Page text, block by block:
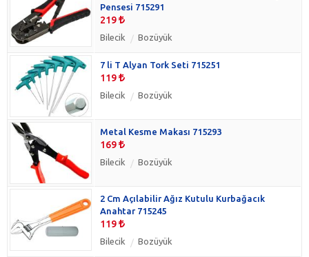
Pensesi 715291
219
Bilecik Bozüyük
7 li T Alyan Tork Seti 715251
119
Bilecik Bozüyük
Metal Kesme Makası 715293
169
Bilecik Bozüyük
2 Cm Açılabilir Ağız Kutulu Kurbağacık
Anahtar 715245
119
Bilecik Bozüyük